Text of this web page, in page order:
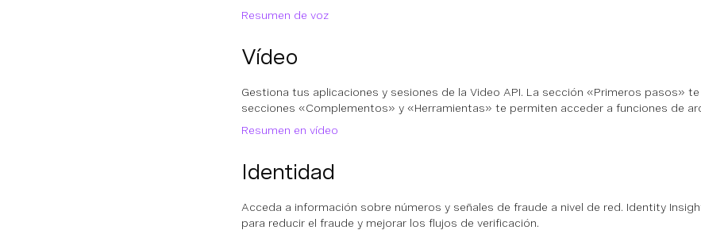
Resumen de voz
Vídeo
Gestiona tus aplicaciones y sesiones de la Video API. La sección «Primeros pasos»
secciones «Complementos» y «Herramientas» te permiten acceder a funciones de
Resumen en vídeo
Identidad
Acceda a información sobre números y señales de fraude a nivel de red. Identity
para reducir el fraude y mejorar los flujos de verificación.